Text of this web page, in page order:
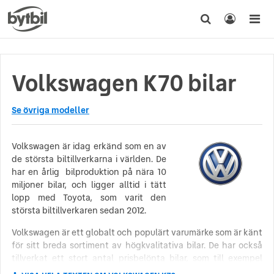
Volkswagen K70 bilar
Se övriga modeller
Volkswagen är idag erkänd som en av
de största biltillverkarna i världen. De
har en årlig bilproduktion på nära 10
miljoner bilar, och ligger alltid i tätt
lopp med Toyota, som varit den
största biltillverkaren sedan 2012.
Volkswagen är ett globalt och populärt varumärke som är känt
för sitt breda sortiment av högkvalitativa bilar. De har också
tillverkat ett stort antal prisbelönta bilar, som till exempel
Volkswagen Golf, Volkswagen Polo och Volkswagen Passat.